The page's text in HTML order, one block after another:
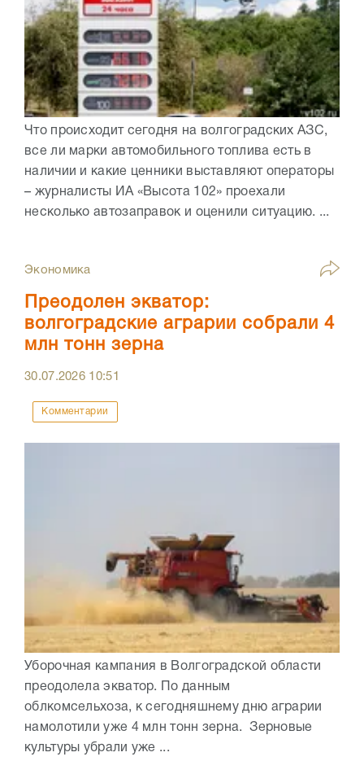
Что происходит сегодня на волгоградских АЗС,
все ли марки автомобильного топлива есть в
наличии и какие ценники выставляют операторы
– журналисты ИА «Высота 102» проехали
несколько автозаправок и оценили ситуацию. ...
Экономика
Преодолен экватор:
волгоградские аграрии собрали 4
млн тонн зерна
30.07.2026 10:51
Комментарии
Уборочная кампания в Волгоградской области
преодолела экватор. По данным
облкомсельхоза, к сегодняшнему дню аграрии
намолотили уже 4 млн тонн зерна. Зерновые
культуры убрали уже ...